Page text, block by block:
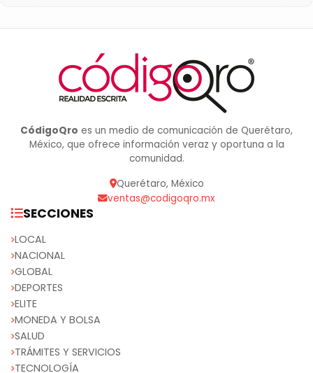
CódigoQro es un medio de comunicación de Querétaro,
México, que ofrece información veraz y oportuna a la
comunidad.
Querétaro, México
ventas@codigoqro.mx
SECCIONES
LOCAL
NACIONAL
GLOBAL
DEPORTES
ELITE
MONEDA Y BOLSA
SALUD
TRÁMITES Y SERVICIOS
TECNOLOGÍA